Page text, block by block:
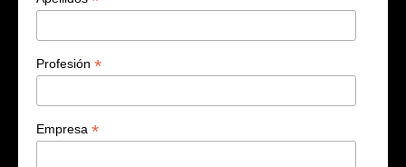
Profesión *
Empresa *